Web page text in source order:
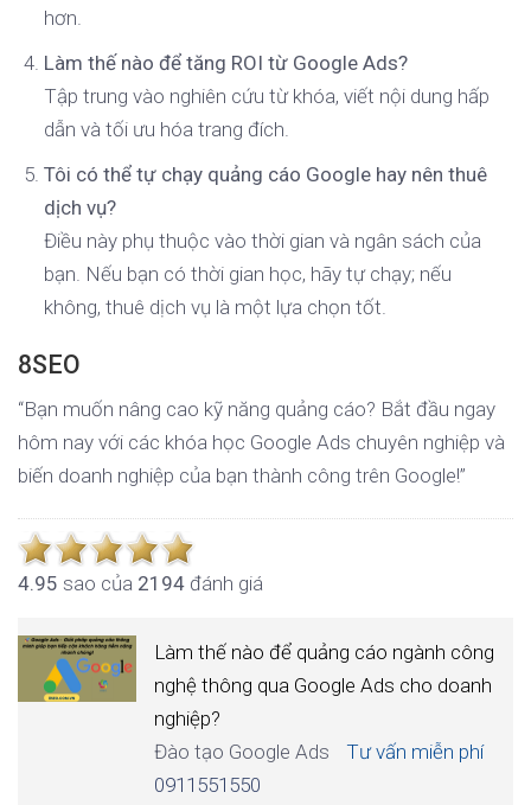
hơn.
Làm thế nào để tăng ROI từ Google Ads?
Tập trung vào nghiên cứu từ khóa, viết nội dung hấp
dẫn và tối ưu hóa trang đích.
Tôi có thể tự chạy quảng cáo Google hay nên thuê
dịch vụ?
Điều này phụ thuộc vào thời gian và ngân sách của
bạn. Nếu bạn có thời gian học, hãy tự chạy; nếu
không, thuê dịch vụ là một lựa chọn tốt.
8SEO
“Bạn muốn nâng cao kỹ năng quảng cáo? Bắt đầu ngay
hôm nay với các khóa học Google Ads chuyên nghiệp và
biến doanh nghiệp của bạn thành công trên Google!”
4.95 sao của 2194 đánh giá
Làm thế nào để quảng cáo ngành công
nghệ thông qua Google Ads cho doanh
nghiệp?
Đào tạo Google Ads
Tư vấn miễn phí
0911551550